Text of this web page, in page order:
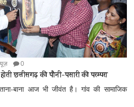
0
छत्तीसगढ़ की पौनी-पसारी की परम्परा
बाना आज भी जीवंत है। गांव की सामाजिक